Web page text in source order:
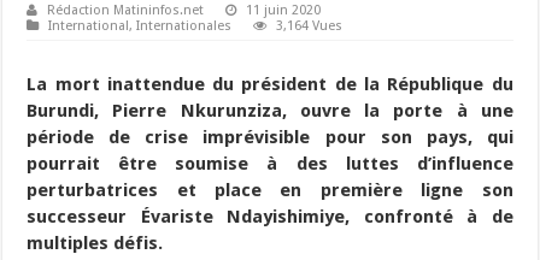
Rédaction Matininfos.net
11 juin 2020
International,Internationales 3,164 Vues
La mort inattendue du président de la République du
Burundi, Pierre Nkurunziza, ouvre la porte à une
période de crise imprévisible pour son pays, qui
pourrait être soumise à des luttes d’influence
perturbatrices et place en première ligne son
successeur Évariste Ndayishimiye, confronté à de
multiples défis.